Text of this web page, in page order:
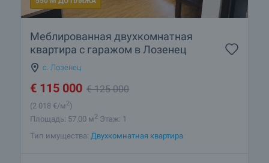
Подробнее о Лозенец
Меблированная двухкомнатная
квартира с гаражом в Лозенец
с. Лозенец
€ 115 000 €125 000
(2 018 €/м2)
Площадь: 57.00 м2 Этаж: 1
Тип имущества: Двухкомнатная квартира